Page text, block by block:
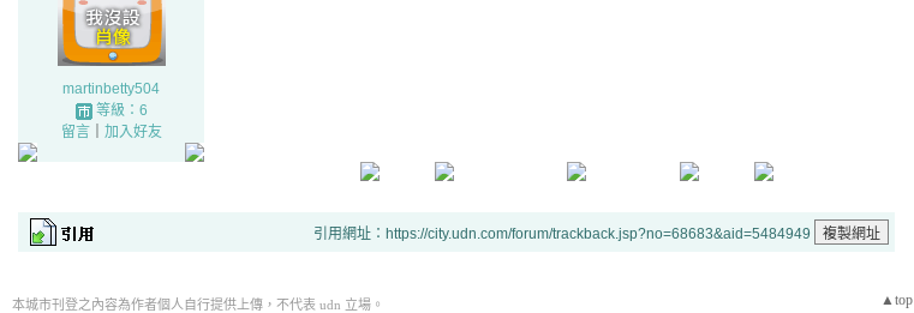
martinbetty504
等級：6
留言｜ 加入好友
引用網址：https://city.udn.com/forum/trackback.jsp?no=68683&aid=5484949
▲top
本城市刊登之內容為作者個人自行提供上傳，不代表 udn 立場。